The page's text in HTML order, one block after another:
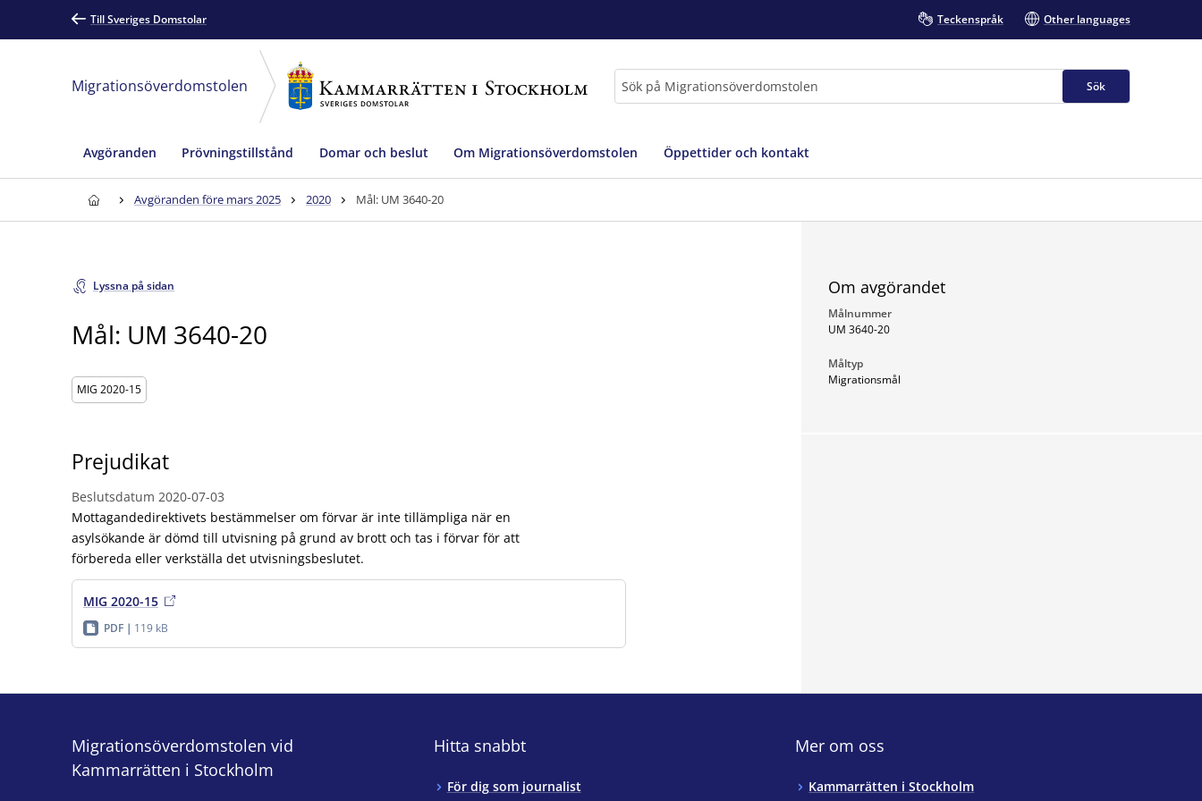
Till Sveriges Domstolar Teckenspråk Other languages
Migrationsöverdomstolen Sök
Avgöranden Prövningstillstånd Domar och beslut Om Migrationsöverdomstolen Öppettider och kontakt
Avgöranden före mars 2025 2020 Mål: UM 3640-20
Lyssna på sidan
Mål: UM 3640-20
MIG 2020-15
Prejudikat
Beslutsdatum 2020-07-03
Mottagandedirektivets bestämmelser om förvar är inte tillämpliga när en
asylsökande är dömd till utvisning på grund av brott och tas i förvar för att
förbereda eller verkställa det utvisningsbeslutet.
MIG 2020-15
PDF 119 kB
Om avgörandet
Målnummer
UM 3640-20
Måltyp
Migrationsmål
Migrationsöverdomstolen vid
Kammarrätten i Stockholm
Hitta snabbt
För dig som journalist
Mer om oss
Kammarrätten i Stockholm